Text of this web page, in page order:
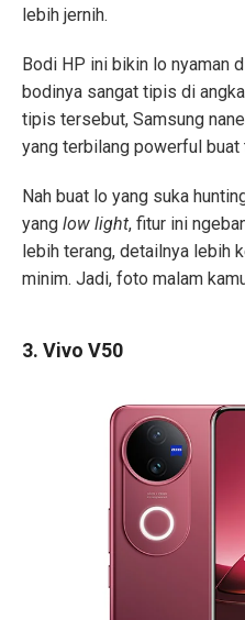
lebih jernih.
Bodi HP ini bikin lo nyaman
bodinya sangat tipis di
tipis tersebut, Samsung
yang terbilang powerful buat
Nah buat lo yang suka
yang low light, fitur ini
lebih terang, detailnya lebih
minim. Jadi, foto malam
3. Vivo V50